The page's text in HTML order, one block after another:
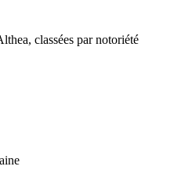
, classées par notoriété